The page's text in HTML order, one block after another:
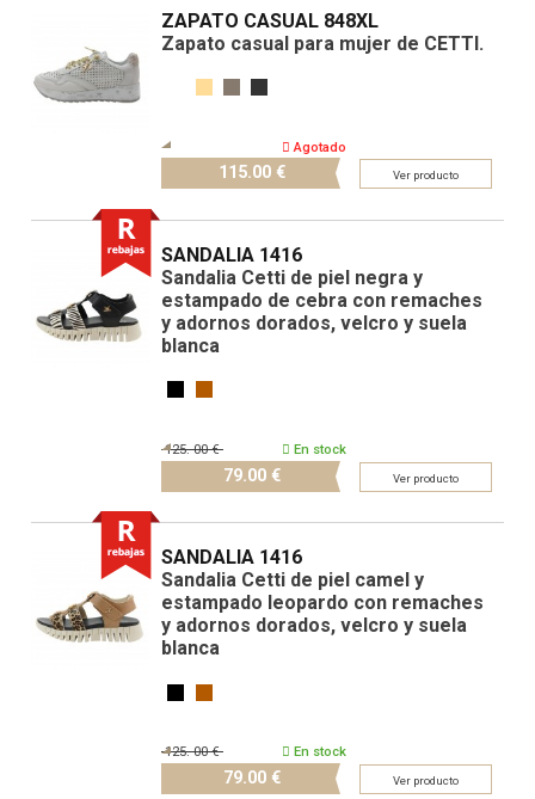
ZAPATO CASUAL 848XL
Zapato casual para mujer de CETTI.
Agotado
115.00 € Ver producto
SANDALIA 1416
Sandalia Cetti de piel negra y
estampado de cebra con remaches
y adornos dorados, velcro y suela
blanca
En stock
125.00 €
79.00 € Ver producto
SANDALIA 1416
Sandalia Cetti de piel camel y
estampado leopardo con remaches
y adornos dorados, velcro y suela
blanca
En stock
125.00 €
79.00 € Ver producto